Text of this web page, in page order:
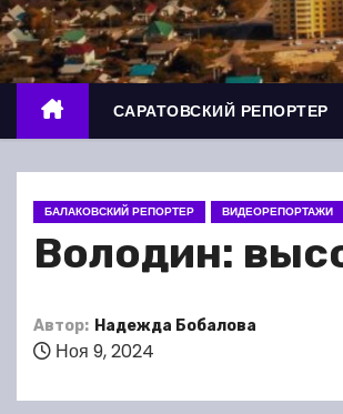
о
м
у
САРАТОВСКИЙ РЕПОРТЕР
БАЛАКОВСКИЙ РЕПОРТЕР ВИДЕОРЕПОРТАЖИ
Володин:
Автор: Надежда Бобалова
Ноя 9, 2024